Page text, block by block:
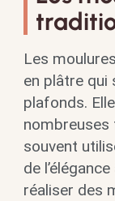
Les
en plâtre qui
plafonds.
souvent
de
réaliser des